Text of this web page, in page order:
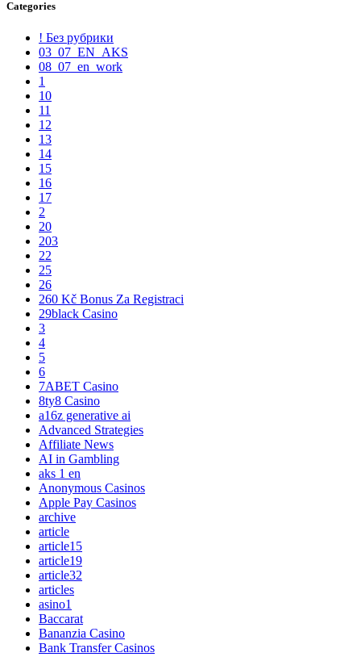
Categories
! Без рубрики
03_07_EN_AKS
08_07_en_work
1
10
11
12
13
14
15
16
17
2
20
203
22
25
26
260 Kč Bonus Za Registraci
29black Casino
3
4
5
6
7ABET Casino
8ty8 Casino
a16z generative ai
Advanced Strategies
Affiliate News
AI in Gambling
aks 1 en
Anonymous Casinos
Apple Pay Casinos
archive
article
article15
article19
article32
articles
asino1
Baccarat
Bananzia Casino
Bank Transfer Casinos